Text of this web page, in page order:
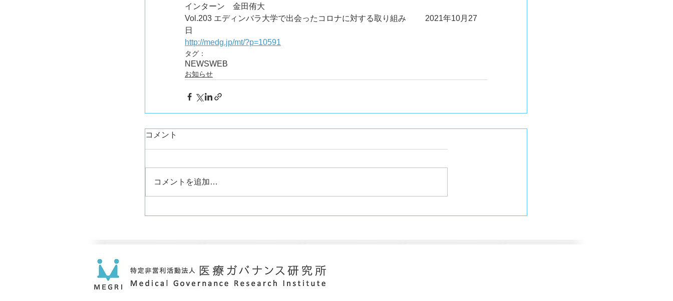
インターン　金田侑大
Vol.203 エディンバラ大学で出会ったコロナに対する取り組み	2021年10月27
http://medg.jp/mt/?p=10591
タグ：
NEWSWEB
お知らせ
コメント
コメントを追加…